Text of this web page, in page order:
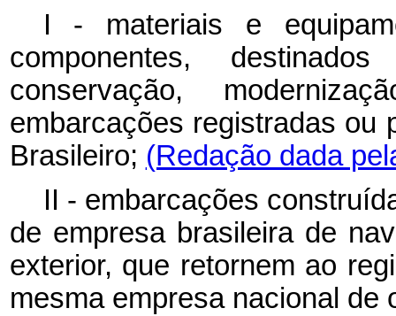
I - materiais e
componentes,
conservação,
embarcações registradas ou
Brasileiro; (Redação dada
II - embarcações
de empresa brasileira de
exterior, que retornem ao
mesma empresa nacional de